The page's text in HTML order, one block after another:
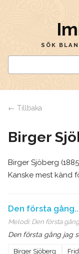
SÖK
← Tillbaka
Birger
Birger Sjöberg
Kanske mest känd
Den första
Melodi: Den första
Den första gång jag
Birger Sjöberg